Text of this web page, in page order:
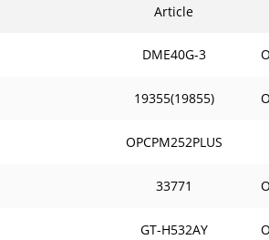
Article
DME40G-3
19355(19855)
OPCPM252PLUS
33771
GT-H532AY